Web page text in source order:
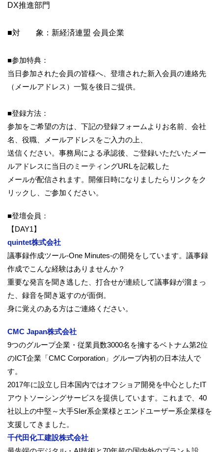
DX推進部門
■対 象：新経済連盟 会員企業
■参加特典：
当日参加された会員の皆様へ、登壇された新入会員の連絡先
（ メールアドレス）一覧を後日ご提供。
■登録方法：
参加をご希望の方は、下記の登録フォームよりお名前、会社
名、 役職、メールアドレスをご入力の上、
送信ください。事務局による承認後、
ご登録いただいたメー
ルアドレスに当日のミーティングURLを記載した
メールが配信されます。 開催日時になりましたらリンクをク
リックし、ご参加ください。
■登壇会員：
【DAY1】
quintet株式会社
議事録作成ツール-One Minutes-の開発をしています。議事録
作成でこんな経験はありませんか？
重要な発言を聞き逃した、打合せが連続して議事録が溜まっ
た、録音を聞き返すのが面倒。
身に覚えのある方はご連絡ください。
CMC Japan株式会社
9つのグループ企業・ 従業員数3000名を擁するベトナム第2位
のICT企業「CMC Corporation」グループ内初の日本法人で
す。
2017年に設立し日本国内ではオフショア開発を中心としたIT
アウトソーシングサービスを提供しています。これまで、 40
社以上の中堅～ 大手SIer系企業様とエンドユーザー系企業様を
支援してきました。
千代田化工建設株式会社